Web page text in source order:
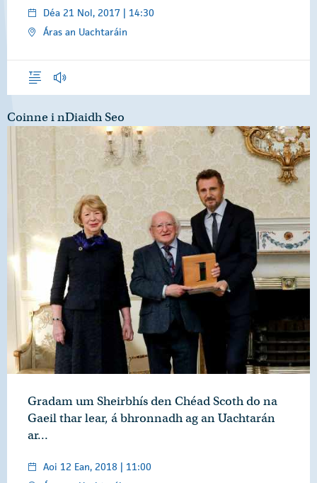
Déa 21 Nol, 2017 | 14:30
Áras an Uachtaráin
Coinne i nDiaidh Seo
Gradam um Sheirbhís den Chéad Scoth do na
Gaeil thar lear, á bhronnadh ag an Uachtarán
ar…
Aoi 12 Ean, 2018 | 11:00